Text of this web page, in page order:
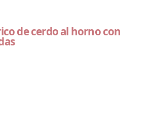
de cerdo al horno con